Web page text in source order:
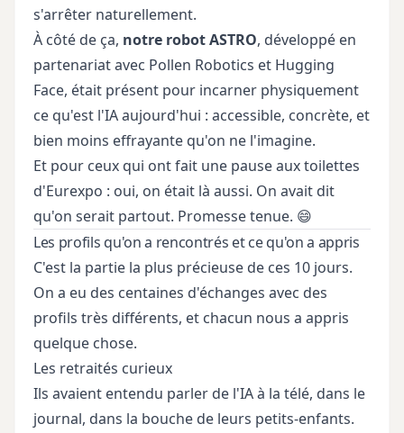
s'arrêter naturellement.
À côté de ça, notre robot ASTRO, développé en
partenariat avec Pollen Robotics et Hugging
Face, était présent pour incarner physiquement
ce qu'est l'IA aujourd'hui : accessible, concrète, et
bien moins effrayante qu'on ne l'imagine.
Et pour ceux qui ont fait une pause aux toilettes
d'Eurexpo : oui, on était là aussi. On avait dit
qu'on serait partout. Promesse tenue. 😄
Les profils qu'on a rencontrés et ce qu'on a appris
C'est la partie la plus précieuse de ces 10 jours.
On a eu des centaines d'échanges avec des
profils très différents, et chacun nous a appris
quelque chose.
Les retraités curieux
Ils avaient entendu parler de l'IA à la télé, dans le
journal, dans la bouche de leurs petits-enfants.